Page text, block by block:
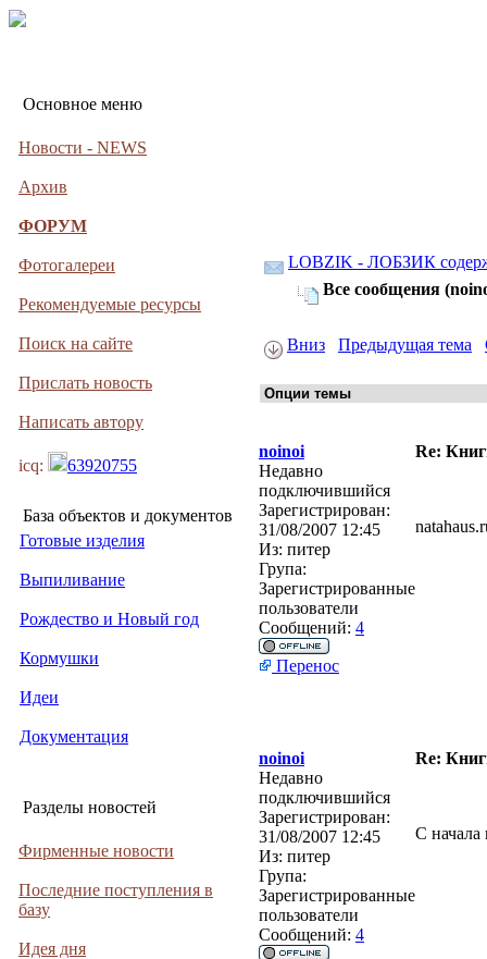
Основное меню
Новости - NEWS
Архив
ФОРУМ
Фотогалереи
Рекомендуемые ресурсы
Поиск на сайте
Прислать новость
Написать автору
icq: 63920755
База объектов и документов
Готовые изделия
Выпиливание
Рождество и Новый год
Кормушки
Идеи
Документация
Разделы новостей
Фирменные новости
Последние поступления в
базу
Идея дня
LOBZIK - ЛОБЗИК
Все сообщения
Вниз Предыдущая тема
noinoi
Re:
Недавно
подключившийся
Зарегистрирован:
31/08/2007 12:45
Из: питер
Група:
Зарегистрированные
пользователи
Сообщений: 4
Перенос
noinoi
Re:
Недавно
подключившийся
Зарегистрирован:
31/08/2007 12:45
Из: питер
Група:
Зарегистрированные
пользователи
Сообщений: 4
С начала